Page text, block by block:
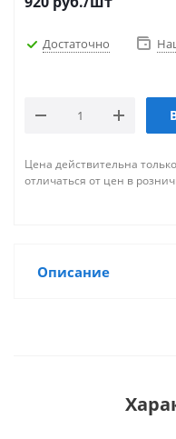
Достаточно
Цена действительна
отличаться от цен в
Описание